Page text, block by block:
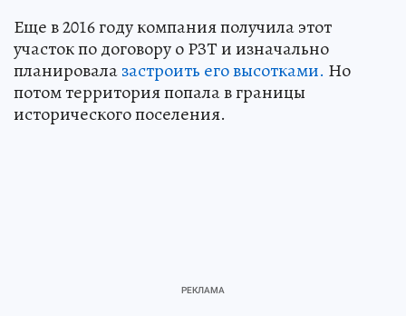
Еще в 2016 году компания получила этот
участок по договору о РЗТ и изначально
планировалазастроить его высотками. Но
потом территория попала в границы
исторического поселения.